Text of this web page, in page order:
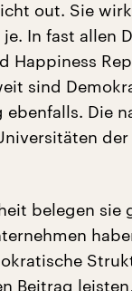
out. Sie
In fast allen
Happiness
sind
Die
belegen sie
Beitrag